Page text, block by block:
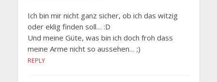
Ich bin mir nicht ganz sicher, ob ich das witzig
oder eklig finden soll… :D
Und meine Güte, was bin ich doch froh dass
meine Arme nicht so aussehen… ;)
REPLY